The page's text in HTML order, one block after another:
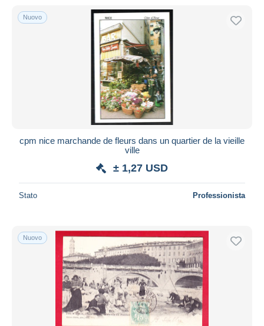
Nuovo
cpm nice marchande de fleurs dans un quartier de la vieille
ville
± 1,27 USD
Stato Professionista
Nuovo